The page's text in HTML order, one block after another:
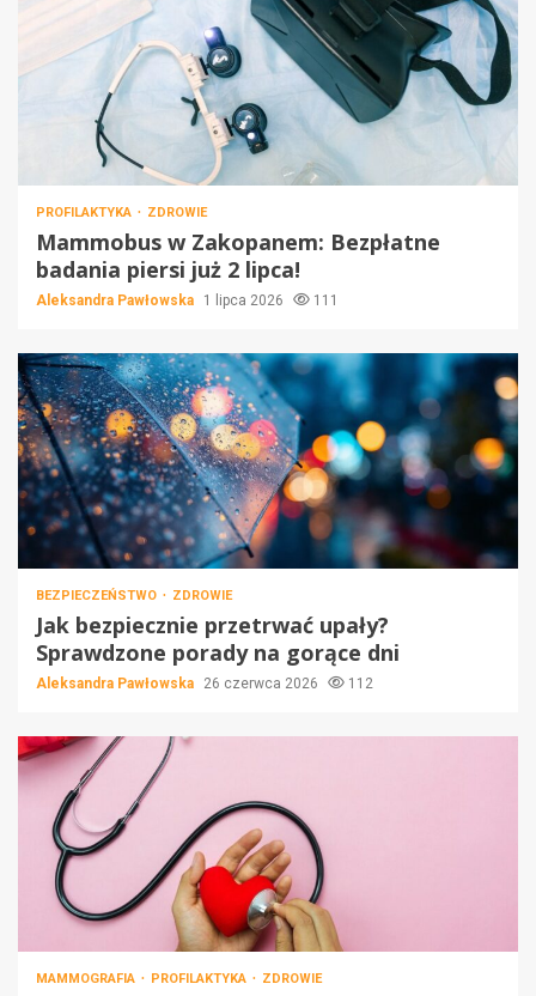
PROFILAKTYKA ZDROWIE
Mammobus w Zakopanem: Bezpłatne
badania piersi już 2 lipca!
Aleksandra Pawłowska 1 lipca 2026 111
BEZPIECZEŃSTWO ZDROWIE
Jak bezpiecznie przetrwać upały?
Sprawdzone porady na gorące dni
Aleksandra Pawłowska 26 czerwca 2026 112
MAMMOGRAFIA PROFILAKTYKA ZDROWIE